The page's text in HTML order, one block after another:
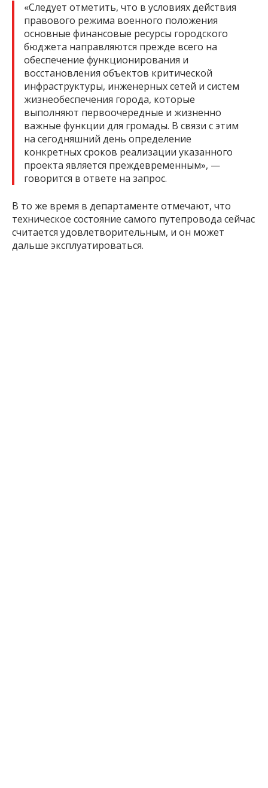
«Следует отметить, что в условиях действия
правового режима военного положения
основные финансовые ресурсы городского
бюджета направляются прежде всего на
обеспечение функционирования и
восстановления объектов критической
инфраструктуры, инженерных сетей и систем
жизнеобеспечения города, которые
выполняют первоочередные и жизненно
важные функции для громады. В связи с этим
на сегодняшний день определение
конкретных сроков реализации указанного
проекта является преждевременным», —
говорится в ответе на запрос.
В то же время в департаменте отмечают, что
техническое состояние самого путепровода сейчас
считается удовлетворительным, и он может
дальше эксплуатироваться.